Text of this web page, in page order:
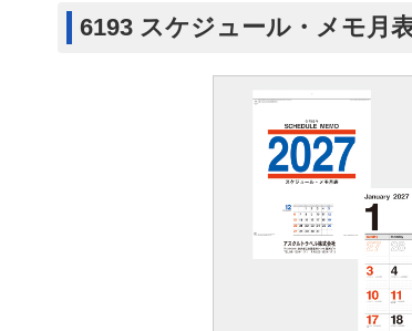
6193 スケジュール・メモ月